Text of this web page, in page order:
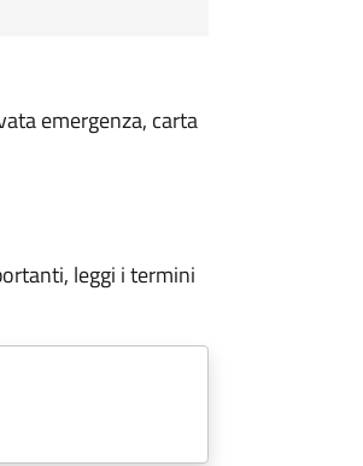
emergenza, carta
leggi i termini